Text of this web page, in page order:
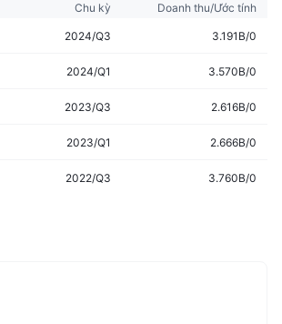
Chu kỳ Doanh thu/Ước tính
2024/Q3 3.191B/0
2024/Q1 3.570B/0
2023/Q3 2.616B/0
2023/Q1 2.666B/0
2022/Q3 3.760B/0